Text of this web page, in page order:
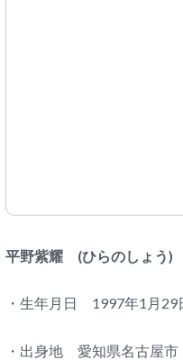
平野紫耀 (ひらのしょう)
・生年月日 1997年1月29
・出身地 愛知県名古屋市